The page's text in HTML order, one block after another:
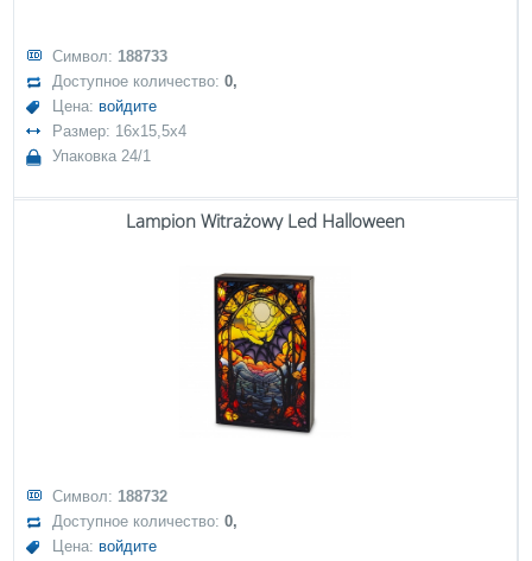
Символ: 188733
Доступное количество:0,
Цена: войдите
Размер: 16x15,5x4
Упаковка 24/1
Lampion Witrażowy Led Halloween
Символ: 188732
Доступное количество:0,
Цена: войдите